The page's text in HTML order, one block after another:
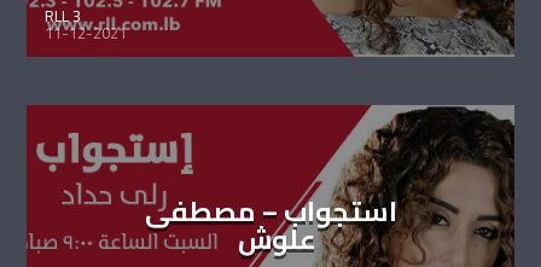
RLL 3
11-12-2021
استجواب – مصطفى
علوش